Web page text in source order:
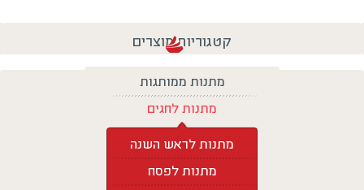
קטגוריות מוצרים
מתנות ממותגות
מתנות לחגים
מתנות לראש השנה
מתנות לפסח